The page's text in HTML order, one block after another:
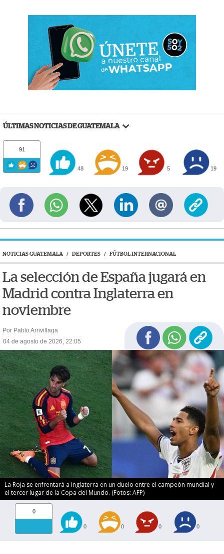
ÚLTIMAS NOTICIAS DE GUATEMALA
91
48 19 5 19
NOTICIAS GUATEMALA / DEPORTES / FÚTBOL INTERNACIONAL
La selección de España jugará en
Madrid contra Inglaterra en
noviembre
Por Pablo Arrivillaga
04 de agosto de 2026, 22:05
La Roja se enfrentará a Inglaterra en un duelo entre el campeón mundial y
el tercer lugar de la Copa del Mundo. (Fotos: AFP)
0
0 0 0 0